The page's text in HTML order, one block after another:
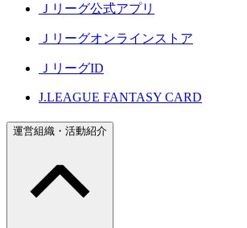
Ｊリーグ公式アプリ
Ｊリーグオンラインストア
ＪリーグID
J.LEAGUE FANTASY CARD
運営組織・活動紹介